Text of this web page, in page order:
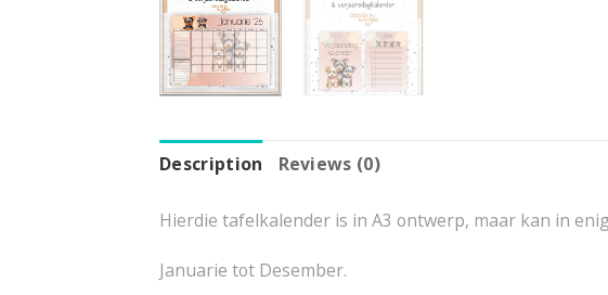
Description Reviews (0)
Hierdie tafelkalender is in A3 ontwerp, maar kan in
Januarie tot Desember.